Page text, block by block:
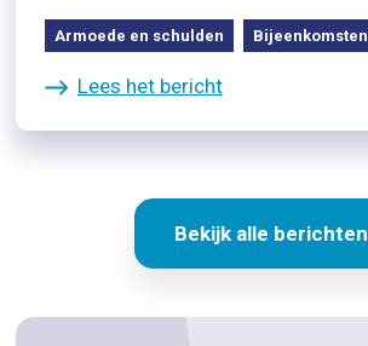
Armoede en schulden Bijeenkomsten
Lees het bericht
Bekijk alle berichten